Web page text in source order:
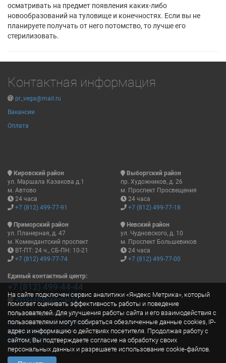
На сайте подключен сервис аналитики «Яндекс Метрика», который
помогает оценивать эффективность работы и поведение
пользователей. Для улучшения работы сайта и его взаимодействия с
пользователями могут собираться обезличенные данные cookies, IP-
адрес и информацию о действиях посетителя. Продолжая работу с
сайтом, Вы подтверждаете согласие на обработку своих
персональных данных и разрешаете использование cookie-файлов.
осматривать на предмет появления каких-либо
новообразований на туловище и конечностях. Если вы не
планируете получать от него потомство, то лучше его
стерилизовать.
Контактная информация
pr_vega@mail.ru
Вакансии
Оплата
Кировский район
ул. Маршала Казакова д.1
м. Автово
24 часа
+7 (812) 499-77-91
Выборгский район
пр. Художников, д. 26
м. Проспект Просвещения
24 часа
+7 (812) 499-77-18
Приморский район
ул. Планерная, д. 47
м. Комендантский проспект
ВТ-ПТ: 24 ч., СБ-ПН: 10-21
+7 (812) 499-77-74
Невский район
ул. Чудновского, д. 10
м. Проспект Большевиков
24 часа
+7 (812) 499-77-00
Единый контактный центр:
+7 (812) 499-44-44
4994444vega@mail.ru
Отправляя данные, вы
соглашаетесь сПолитикой
конфиденциальностии
соглашением.